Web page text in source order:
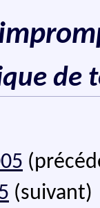
de
(suivant)